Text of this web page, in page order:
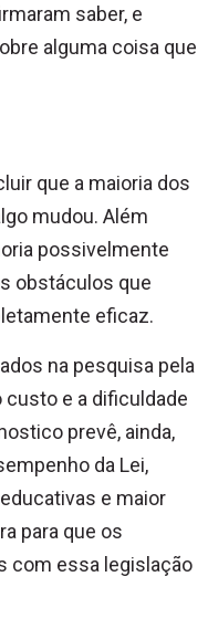
saber, e
alguma coisa que
que a maioria dos
mudou. Além
possivelmente
obstáculos que
eficaz.
na pesquisa pela
custo e a dificuldade
prevê, ainda,
da Lei,
e maior
para que os
com essa legislação